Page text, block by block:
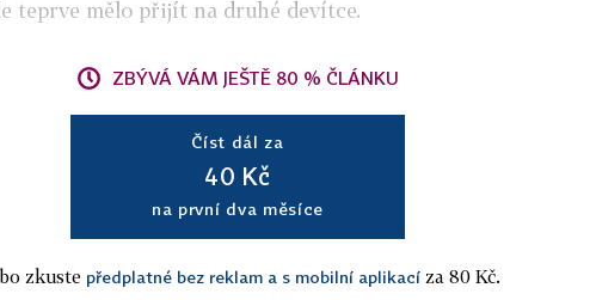
teprve mělo přijít na druhé devítce.
ZBÝVÁ VÁM JEŠTĚ 80 % ČLÁNKU
Číst dál za
40 Kč
na první dva měsíce
zkuste předplatné bez reklam a s mobilní aplikací za 80 Kč.